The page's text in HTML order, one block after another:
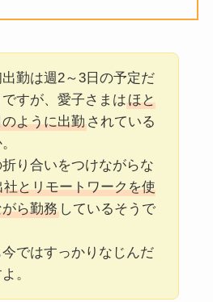
出勤は週2～3日の予定だ
すが、愛子さまはほと
ように出勤されている
り合いをつけながらな
社とリモートワークを使
ら勤務しているそうで
ではすっかりなじんだ
。